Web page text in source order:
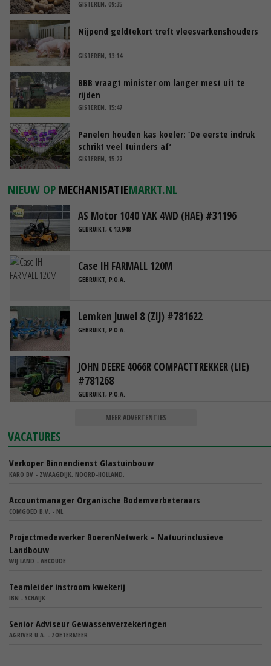
GISTEREN, 09:35
Nijpend geldtekort treft vleesvarkenshouders
GISTEREN, 13:14
BBB vraagt minister om langer mest uit te
rijden
GISTEREN, 15:47
Panelen houden kas koeler: ‘De eerste indruk
schrikt veel tuinders af’
GISTEREN, 15:27
NIEUW OP MECHANISATIEMARKT.NL
AS Motor 1040 YAK 4WD (HAE) #31196
GEBRUIKT, € 13.948
Case IH FARMALL 120M
GEBRUIKT, P.O.A.
Lemken Juwel 8 (ZIJ) #781622
GEBRUIKT, P.O.A.
JOHN DEERE 4066R COMPACTTREKKER (LIE)
#781268
GEBRUIKT, P.O.A.
MEER ADVERTENTIES
VACATURES
Verkoper Binnendienst Glastuinbouw
KARO BV - ZWAAGDIJK, NOORD-HOLLAND,
Accountmanager Organische Bodemverbeteraars
COMGOED B.V. - NL
Projectmedewerker BoerenNetwerk – Natuurinclusieve
Landbouw
WIJ.LAND - ABCOUDE
Teamleider instroom kwekerij
IBN - SCHAIJK
Senior Adviseur Gewassenverzekeringen
AGRIVER U.A. - ZOETERMEER